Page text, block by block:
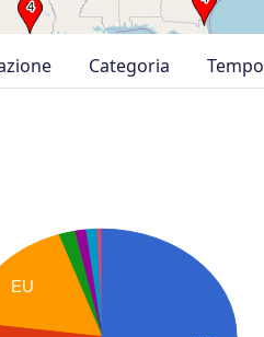
Categoria
Tempo
EU